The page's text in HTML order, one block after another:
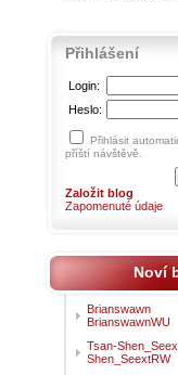
Přihlášení
Login:
Heslo:
Přihlásit
příští návštěvě.
Založit blog
Zapomenuté údaje
Noví
Brianswawn
BrianswawnWU
Tsan-
Shen_SeextRW